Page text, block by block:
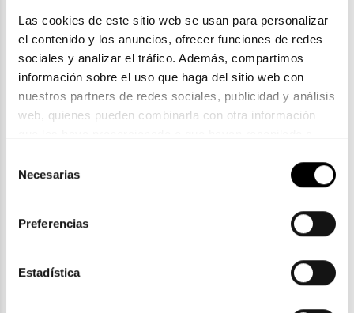
Las cookies de este sitio web se usan para personalizar
el contenido y los anuncios, ofrecer funciones de redes
sociales y analizar el tráfico. Además, compartimos
información sobre el uso que haga del sitio web con
nuestros partners de redes sociales, publicidad y análisis
web, quienes pueden combinarla con otra información
la política de privacidad en el siguiente
. Consulta
Necesarias
Preferencias
Estadística
TOM FORD FT 0907